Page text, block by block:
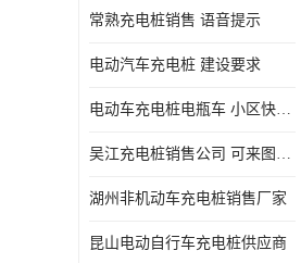
常熟充电桩销售 语音提示
电动汽车充电桩 建设要求
电动车充电桩电瓶车 小区快速电动自行车充电站
吴江充电桩销售公司 可来图定制
湖州非机动车充电桩销售厂家
昆山电动自行车充电桩供应商